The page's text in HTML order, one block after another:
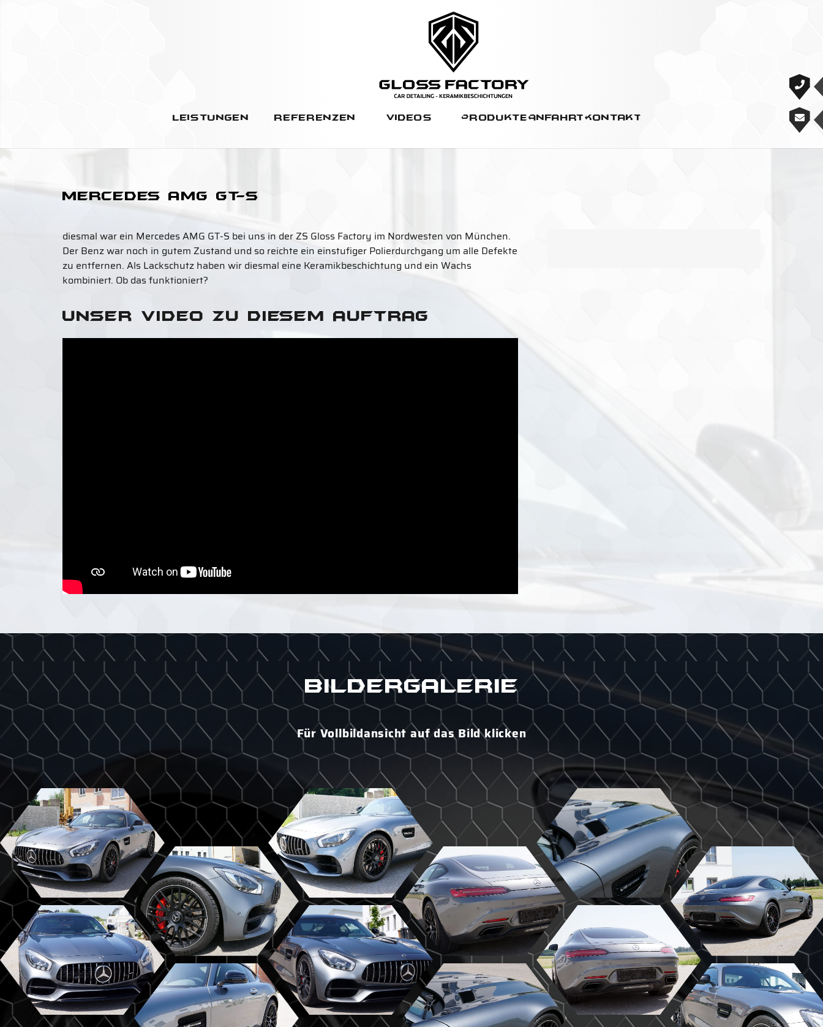
Leistungen Referenzen Videos ProdukteAnfahrtKontakt
Mercedes AMG GT-S
diesmal war ein Mercedes AMG GT-S bei uns in der ZS Gloss Factory im Nordwesten von München.
Der Benz war noch in gutem Zustand und so reichte ein einstufiger Polierdurchgang um alle Defekte
zu entfernen. Als Lackschutz haben wir diesmal eine Keramikbeschichtung und ein Wachs
kombiniert. Ob das funktioniert?
Unser Video zu diesem Auftrag
Bildergalerie
Für Vollbildansicht auf das Bild klicken